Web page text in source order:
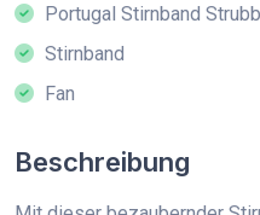
Portugal Stirnband
Stirnband
Fan
Beschreibung